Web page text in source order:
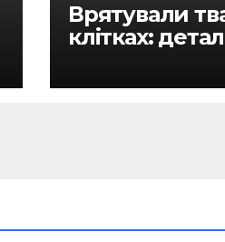
Врятували
клітках: